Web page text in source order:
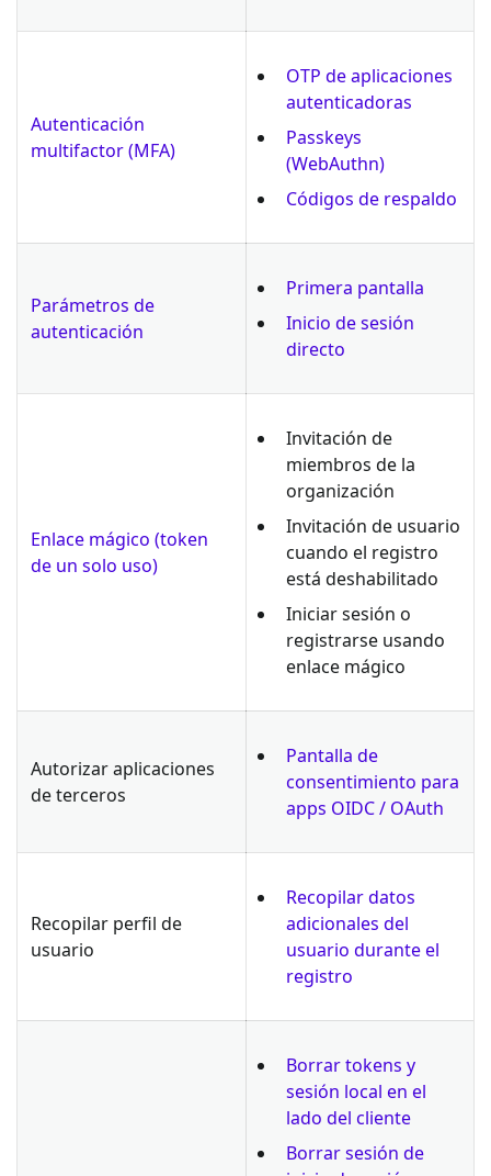
Autenticación
multifactor (MFA)
OTP de aplicaciones
autenticadoras
Passkeys
(WebAuthn)
Códigos de respaldo
Parámetros de
autenticación
Primera pantalla
Inicio de sesión
directo
Enlace mágico (token
de un solo uso)
Invitación de
miembros de la
organización
Invitación de usuario
cuando el registro
está deshabilitado
Iniciar sesión o
registrarse usando
enlace mágico
Autorizar aplicaciones
de terceros
Pantalla de
consentimiento para
apps OIDC / OAuth
Recopilar perfil de
usuario
Recopilar datos
adicionales del
usuario durante el
registro
Borrar tokens y
sesión local en el
lado del cliente
Borrar sesión de